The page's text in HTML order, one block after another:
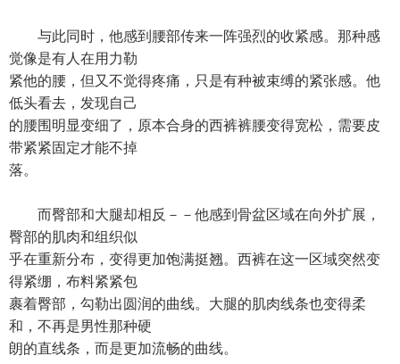
与此同时，他感到腰部传来一阵强烈的收紧感。那种感
觉像是有人在用力勒
紧他的腰，但又不觉得疼痛，只是有种被束缚的紧张感。他
低头看去，发现自己
的腰围明显变细了，原本合身的西裤裤腰变得宽松，需要皮
带紧紧固定才能不掉
落。
而臀部和大腿却相反－－他感到骨盆区域在向外扩展，
臀部的肌肉和组织似
乎在重新分布，变得更加饱满挺翘。西裤在这一区域突然变
得紧绷，布料紧紧包
裹着臀部，勾勒出圆润的曲线。大腿的肌肉线条也变得柔
和，不再是男性那种硬
朗的直线条，而是更加流畅的曲线。